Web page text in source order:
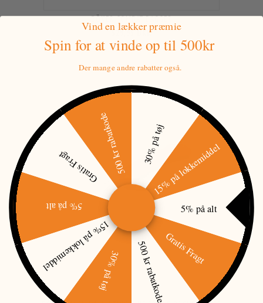
BÖKER COMBAT DAGGER
529,95 DKK
Vind en lækker præmie
Spin for at vindeop til 500kr
Der mange andre rabatter også.
30% på tøj
15% på lokkemiddel
5% på alt
Gratis Fragt
500 kr rabatkode
30% på tøj
15% på lokkemiddel
5% på alt
Gratis Fragt500 kr rabatkode